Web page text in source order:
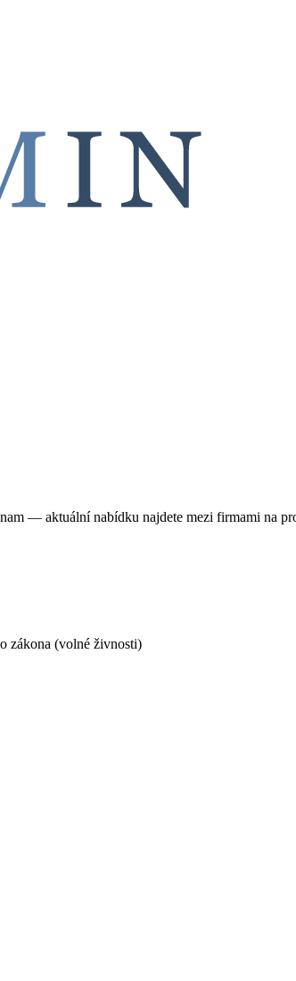
— aktuální nabídku najdete mezi firmami na
zákona (volné živnosti)